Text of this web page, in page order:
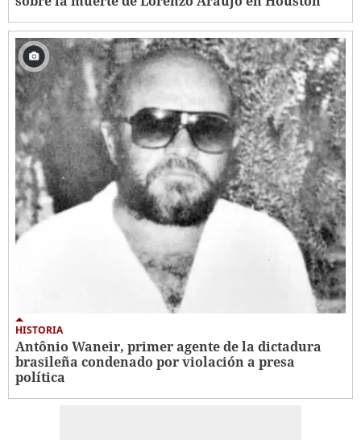
HISTORIA
Antônio Waneir, primer agente de la dictadura
brasileña condenado por violación a presa
política